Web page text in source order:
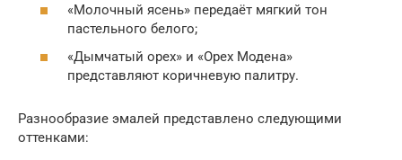
«Молочный ясень» передаёт мягкий тон
пастельного белого;
«Дымчатый орех» и «Орех Модена»
представляют коричневую палитру.
Разнообразие эмалей представлено следующими
оттенками: